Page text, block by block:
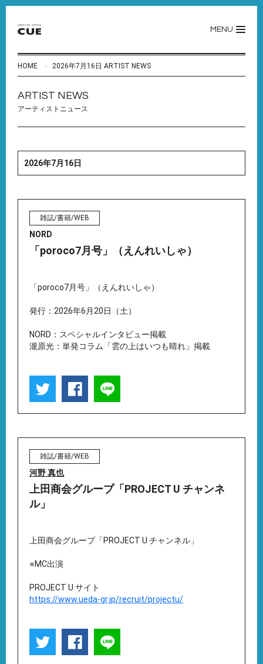
MENU
HOME 2026年7月16日 ARTIST NEWS
ARTIST NEWS
アーティストニュース
2026年7月16日
雑誌/書籍/WEB
NORD
「poroco7月号」（えんれいしゃ）
「poroco7月号」（えんれいしゃ）
発行：2026年6月20日（土）
NORD：スペシャルインタビュー掲載
瀧原光：単発コラム「雲の上はいつも晴れ」掲載
雑誌/書籍/WEB
河野 真也
上田商会グループ「PROJECT U チャンネ
ル」
上田商会グループ「PROJECT U チャンネル」
※MC出演
PROJECT U サイト
https://www.ueda-gr.jp/recruit/projectu/